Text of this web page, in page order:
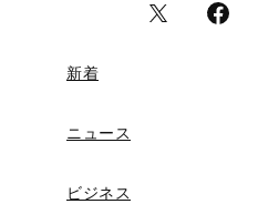
新着
ニュース
ビジネス